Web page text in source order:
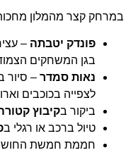
במרחק קצר מהמלון מחכות
פונדק יטבתה– עצירה
בגן המשחקים הצמוד,
נאות סמדר– סיור
לצפייה בכוכבים
ביקור בקיבוץ קטורה.
טיול ברכב או רגלי ב
חממת חמשת החושים